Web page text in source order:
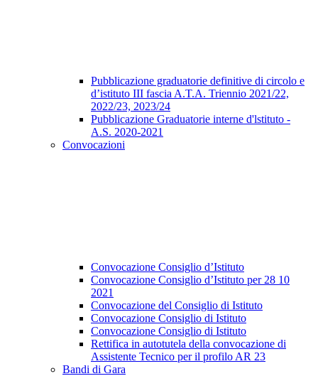
Pubblicazione graduatorie definitive di circolo e
d’istituto III fascia A.T.A. Triennio 2021/22,
2022/23, 2023/24
Pubblicazione Graduatorie interne d'lstituto -
A.S. 2020-2021
Convocazioni
Convocazione Consiglio d’Istituto
Convocazione Consiglio d’Istituto per 28 10
2021
Convocazione del Consiglio di Istituto
Convocazione Consiglio di Istituto
Convocazione Consiglio di Istituto
Rettifica in autotutela della convocazione di
Assistente Tecnico per il profilo AR 23
Bandi di Gara